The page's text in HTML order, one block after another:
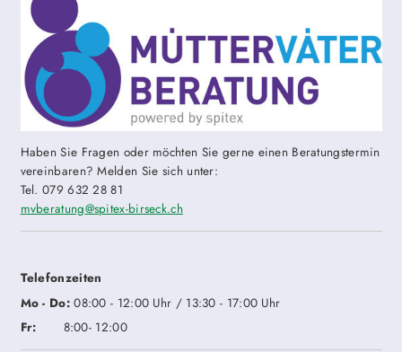
Haben Sie Fragen oder möchten Sie gerne einen Beratungstermin
vereinbaren? Melden Sie sich unter:
Tel. 079 632 28 81
mvberatung@spitex-birseck.ch
Telefonzeiten
Mo - Do:08:00 - 12:00 Uhr / 13:30 - 17:00 Uhr
Fr:
8:00- 12:00